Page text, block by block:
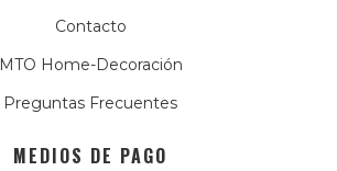
Contacto
MTO Home-Decoración
Preguntas Frecuentes
MEDIOS DE PAGO